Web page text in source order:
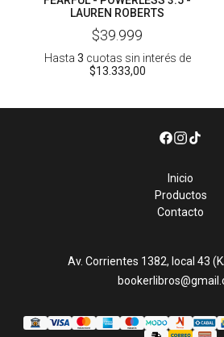
LAUREN ROBERTS
$39.999
Hasta 3 cuotas sin interés de
$13.333,00
Inicio
Productos
Contacto
Av. Corrientes 1382, local 43